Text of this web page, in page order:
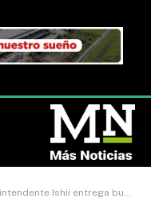
que hoy cumplen una etapa y proyectan su futuro